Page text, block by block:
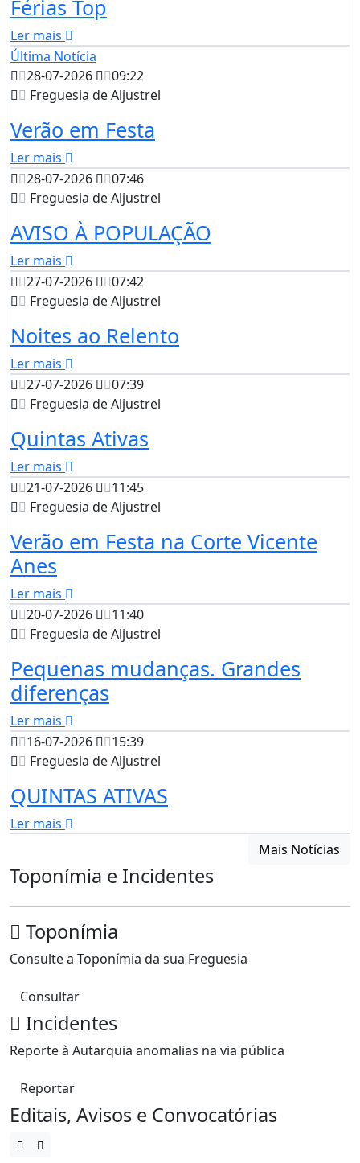
Férias Top
Ler mais
Última Notícia
28-07-2026
09:22
Freguesia de Aljustrel
Verão em Festa
Ler mais
28-07-2026
07:46
Freguesia de Aljustrel
AVISO À POPULAÇÃO
Ler mais
27-07-2026
07:42
Freguesia de Aljustrel
Noites ao Relento
Ler mais
27-07-2026
07:39
Freguesia de Aljustrel
Quintas Ativas
Ler mais
21-07-2026
11:45
Freguesia de Aljustrel
Verão em Festa na Corte Vicente
Anes
Ler mais
20-07-2026
11:40
Freguesia de Aljustrel
Pequenas mudanças. Grandes
diferenças
Ler mais
16-07-2026
15:39
Freguesia de Aljustrel
QUINTAS ATIVAS
Ler mais
Mais Notícias
Toponímia e Incidentes
Toponímia
Consulte a Toponímia da sua Freguesia
Consultar
Incidentes
Reporte à Autarquia anomalias na via pública
Reportar
Editais, Avisos e Convocatórias